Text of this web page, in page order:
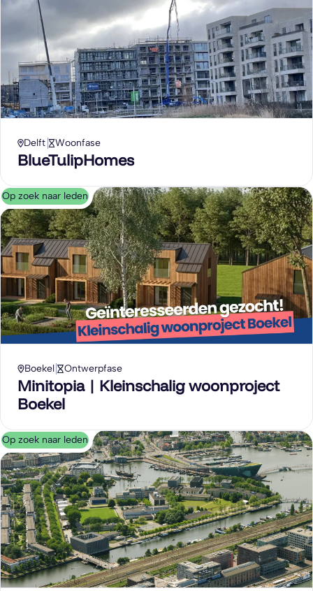
Delft Woonfase
BlueTulipHomes
Op zoek naar leden
Boekel Ontwerpfase
Minitopia | Kleinschalig woonproject
Boekel
Op zoek naar leden